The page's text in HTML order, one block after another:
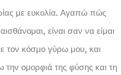
με ευκολία. Αγαπώ πώς
είναι σαν να είμαι
τον κόσμο γύρω μου, και
ομορφιά της φύσης και τη